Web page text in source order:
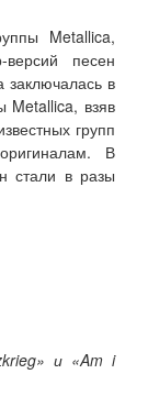
Metallica,
песен
заключалась в
Metallica, взяв
групп
В
стали в разы
и «Am i